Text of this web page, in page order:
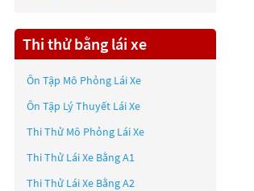
Thi thử bằng lái xe
Ôn Tập Mô Phỏng Lái Xe
Ôn Tập Lý Thuyết Lái Xe
Thi Thử Mô Phỏng Lái Xe
Thi Thử Lái Xe Bằng A1
Thi Thử Lái Xe Bằng A2